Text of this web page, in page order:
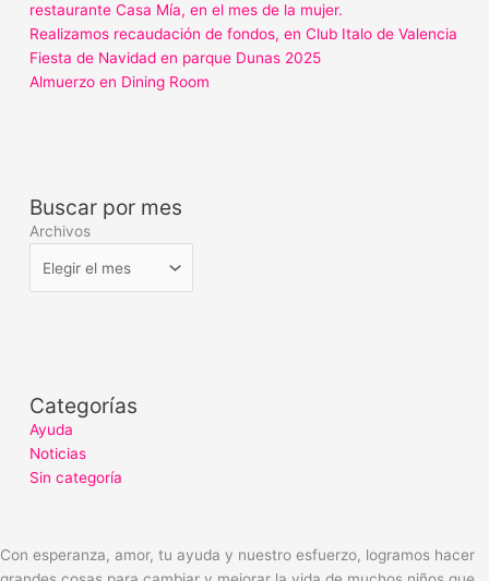
restaurante Casa Mía, en el mes de la mujer.
Realizamos recaudación de fondos, en Club Italo de Valencia
Fiesta de Navidad en parque Dunas 2025
Almuerzo en Dining Room
Buscar por mes
Archivos
Categorías
Ayuda
Noticias
Sin categoría
Con esperanza, amor, tu ayuda y nuestro esfuerzo, logramos hacer